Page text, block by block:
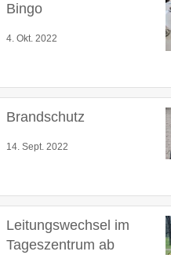
Bingo
4. Okt. 2022
Brandschutz
14. Sept. 2022
Leitungswechsel im
Tageszentrum ab